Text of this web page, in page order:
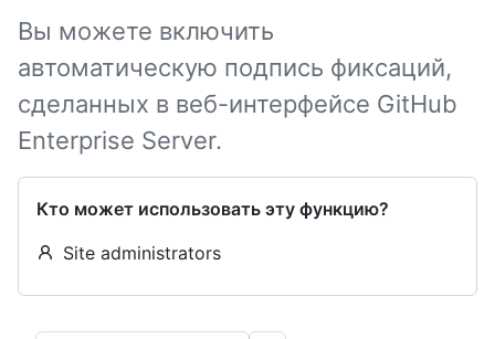
Вы можете включить
автоматическую подпись фиксаций,
сделанных в веб-интерфейсе GitHub
Enterprise Server.
Кто может использовать эту функцию?
Site administrators